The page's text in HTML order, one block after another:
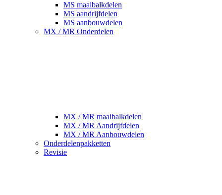
MS maaibalkdelen
MS aandrijfdelen
MS aanbouwdelen
MX / MR Onderdelen
MX / MR maaibalkdelen
MX / MR Aandrijfdelen
MX / MR Aanbouwdelen
Onderdelenpakketten
Revisie